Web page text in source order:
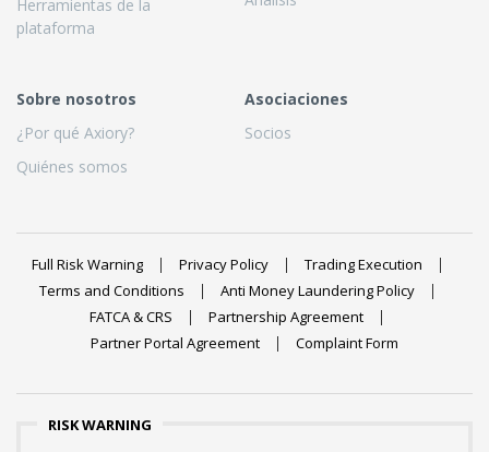
Herramientas de la
plataforma
Sobre nosotros
¿Por qué Axiory?
Quiénes somos
Asociaciones
Socios
Full Risk Warning Privacy Policy
Trading Execution
Terms and Conditions
Anti Money Laundering Policy
FATCA & CRS
Partnership Agreement
Partner Portal Agreement
Complaint Form
RISK WARNING